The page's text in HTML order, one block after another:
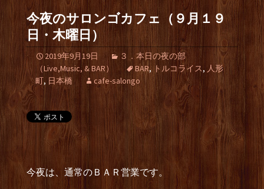
今夜のサロンゴカフェ（９月１９
日・木曜日）
2019年9月19日
３．本日の夜の部
（Live,Music, & BAR）
BAR, トルコライス, 人形
町, 日本橋 cafe-salongo
今夜は、通常のＢＡＲ営業です。